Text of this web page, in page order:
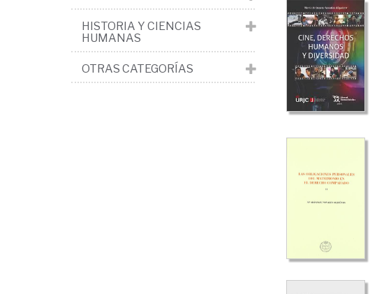
HISTORIA Y CIENCIAS
HUMANAS
OTRAS CATEGORÍAS